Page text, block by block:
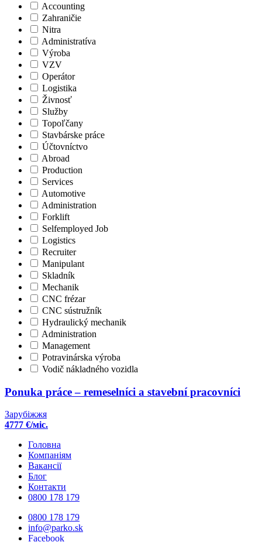
Accounting
Zahraničie
Nitra
Administratíva
Výroba
VZV
Operátor
Logistika
Živnosť
Služby
Topoľčany
Stavbárske práce
Účtovníctvo
Abroad
Production
Services
Automotive
Administration
Forklift
Selfemployed Job
Logistics
Recruiter
Manipulant
Skladník
Mechanik
CNC frézar
CNC sústružník
Hydraulický mechanik
Administration
Management
Potravinárska výroba
Vodič nákladného vozidla
Ponuka práce – remeselníci a stavební pracovníci
Зарубіжжя
4777 €/міс.
Головна
Компаніям
Вакансії
Блог
Контакти
0800 178 179
0800 178 179
info@parko.sk
Facebook